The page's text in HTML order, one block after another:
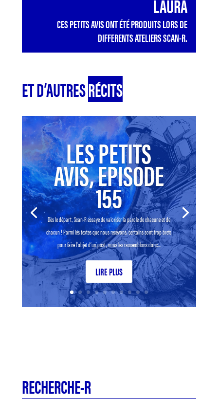
LAURA
CES PETITS AVIS ONT ÉTÉ PRODUITS LORS DE
DIFFERENTS ATELIERS SCAN-R.
ET D’AUTRESRÉCITS
LES PETITS
AVIS, EPISODE
155
Dès le départ, Scan-R essaye de valoriser la parole de chacune et de
chacun ! Parmi les textes que nous recevons, certains sont trop brefs
pour faire l’objet d’un post, nous les rassemblons donc...
LIRE PLUS
RECHERCHE-R